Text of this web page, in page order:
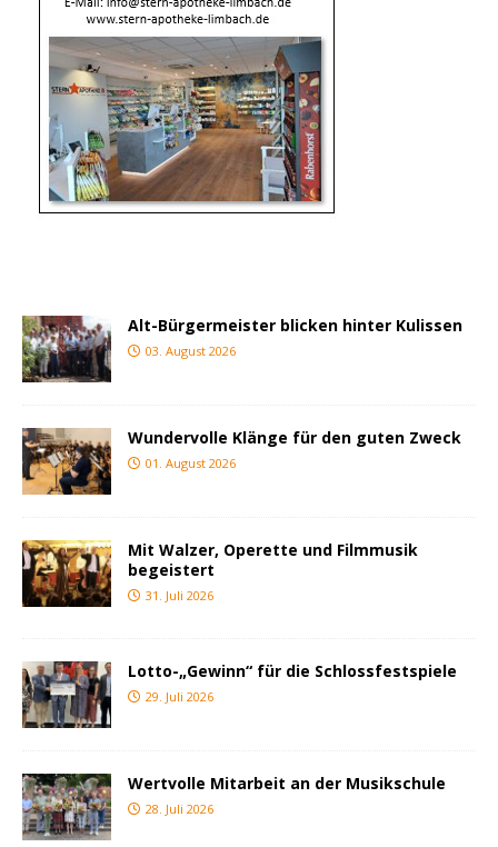
Alt-Bürgermeister blicken hinter Kulissen
03. August 2026
Wundervolle Klänge für den guten Zweck
01. August 2026
Mit Walzer, Operette und Filmmusik
begeistert
31. Juli 2026
Lotto-„Gewinn“ für die Schlossfestspiele
29. Juli 2026
Wertvolle Mitarbeit an der Musikschule
28. Juli 2026